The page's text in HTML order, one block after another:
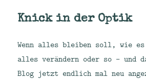
Knick in der Optik
Wenn alles bleiben soll, wie
alles verändern oder so – und
Blog jetzt endlich mal neu